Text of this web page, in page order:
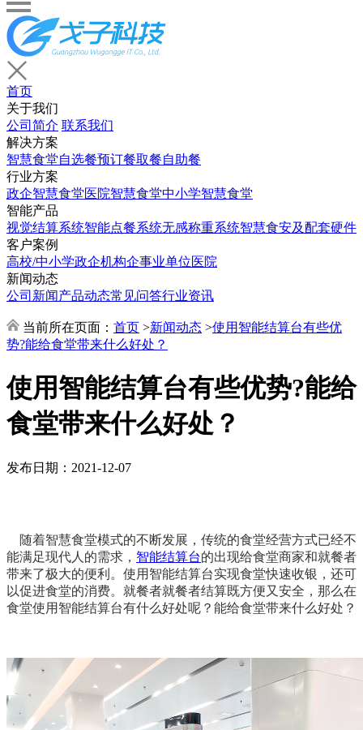
首页
关于我们
公司简介 联系我们
解决方案
智慧食堂自选餐预订餐取餐自助餐
行业方案
政企智慧食堂医院智慧食堂中小学智慧食堂
智能产品
视觉结算系统智能点餐系统无感称重系统智慧食安及配套硬件
客户案例
高校/中小学政企机构企事业单位医院
新闻动态
公司新闻产品动态常见问答行业资讯
当前所在页面： 首页 >新闻动态 >使用智能结算台有些优
势?能给食堂带来什么好处？
使用智能结算台有些优势?能给
食堂带来什么好处？
发布日期：2021-12-07
随着智慧食堂模式的不断发展，传统的食堂经营方式已经不
能满足现代人的需求， 智能结算台的出现给食堂商家和就餐者
带来了极大的便利。使用智能结算台实现食堂快速收银，还可
以促进食堂的消费。就餐者就餐者结算既方便又安全，那么在
食堂使用智能结算台有什么好处呢？能给食堂带来什么好处？